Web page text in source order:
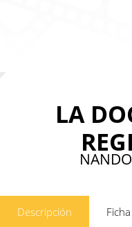
LA
Descripción Ficha